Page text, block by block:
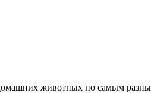
животных по самым